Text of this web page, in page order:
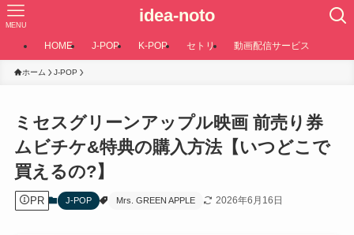
idea-noto
MENU
HOME J-POP K-POP セトリ 動画配信サービス
ホーム J-POP
ミセスグリーンアップル映画 前売り券
ムビチケ&特典の購入方法【いつどこで
買えるの?】
PR J-POP Mrs. GREEN APPLE 2026年6月16日